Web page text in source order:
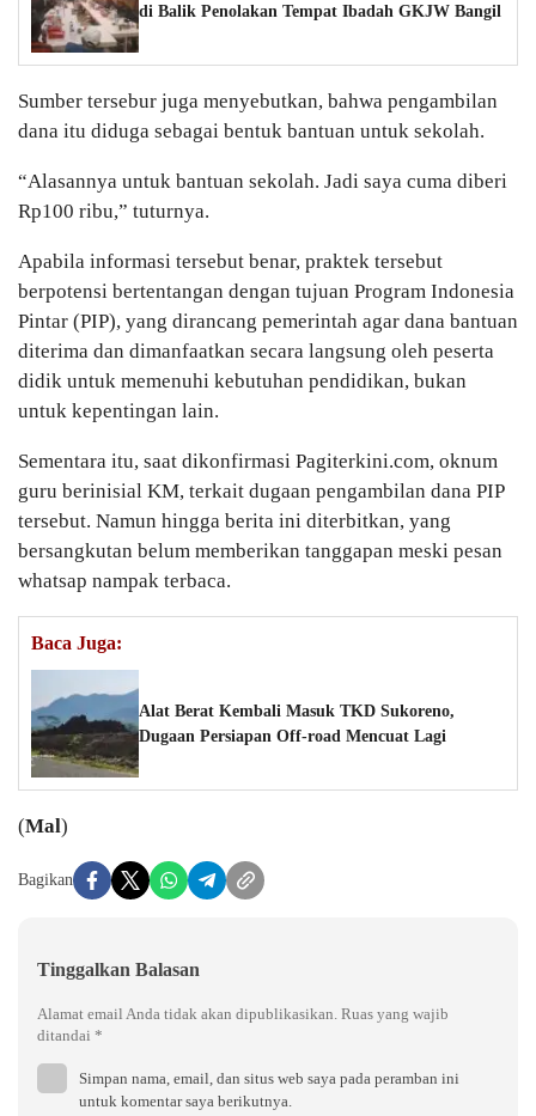
di Balik Penolakan Tempat Ibadah GKJW Bangil
Sumber tersebur juga menyebutkan, bahwa pengambilan
dana itu diduga sebagai bentuk bantuan untuk sekolah.
“Alasannya untuk bantuan sekolah. Jadi saya cuma diberi
Rp100 ribu,” tuturnya.
Apabila informasi tersebut benar, praktek tersebut
berpotensi bertentangan dengan tujuan Program Indonesia
Pintar (PIP), yang dirancang pemerintah agar dana bantuan
diterima dan dimanfaatkan secara langsung oleh peserta
didik untuk memenuhi kebutuhan pendidikan, bukan
untuk kepentingan lain.
Sementara itu, saat dikonfirmasi Pagiterkini.com, oknum
guru berinisial KM, terkait dugaan pengambilan dana PIP
tersebut. Namun hingga berita ini diterbitkan, yang
bersangkutan belum memberikan tanggapan meski pesan
whatsap nampak terbaca.
Baca Juga:
Alat Berat Kembali Masuk TKD Sukoreno,
Dugaan Persiapan Off-road Mencuat Lagi
(Mal)
Bagikan
Tinggalkan Balasan
Alamat email Anda tidak akan dipublikasikan. Ruas yang wajib
ditandai *
Simpan nama, email, dan situs web saya pada peramban ini
untuk komentar saya berikutnya.